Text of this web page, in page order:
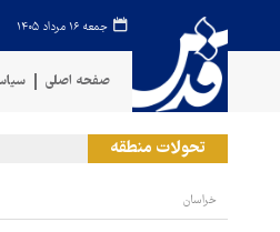
جمعه ۱۶ مرداد ۱۴۰۵
صفحه اصلی
تحولات منطقه
خراسان